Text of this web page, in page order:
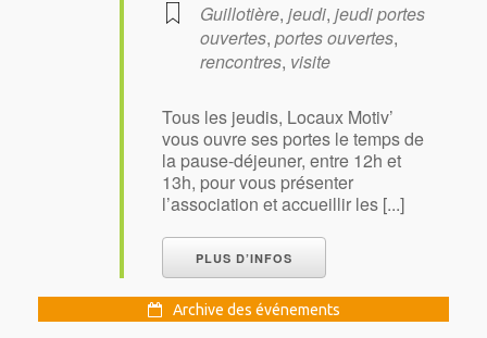
Guillotière, jeudi, jeudi portes
ouvertes, portes ouvertes,
rencontres, visite
Tous les jeudis, Locaux Motiv’
vous ouvre ses portes le temps de
la pause-déjeuner, entre 12h et
13h, pour vous présenter
l’association et accueillir les [...]
PLUS D’INFOS
Archive des événements